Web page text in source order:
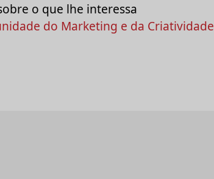
o que lhe interessa
do Marketing e da Criatividade